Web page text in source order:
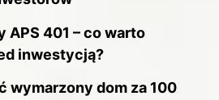
APS 401 – co warto
inwestycją?
wymarzony dom za 100